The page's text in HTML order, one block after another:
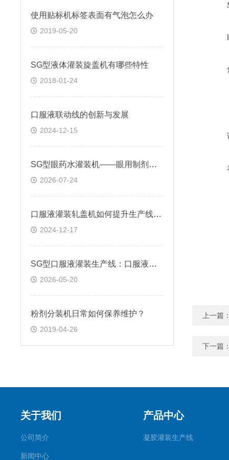
上一篇
下一篇
使用贴标机标签表面有气泡怎么办
2019-05-20
SG型液体灌装旋盖机有哪些特性
2018-01-24
口服液联动线的创新与发展
2024-12-15
SG型眼药水灌装机——眼用制剂分装的机型
2026-07-24
口服液灌装轧盖机如何提升生产线的整体效率
2024-12-17
SG型口服液灌装生产线：口服液生产的核心力量
2026-05-20
粉剂分装机日常如何保养维护？
2019-04-26
关于我们
公司简介
新闻中心
产品中心
凝胶灌装生产线